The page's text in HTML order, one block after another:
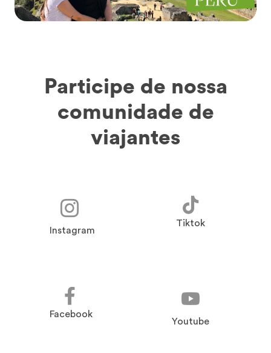
Participe de nossa
comunidade de
viajantes
Instagram
Tiktok
Facebook
Youtube